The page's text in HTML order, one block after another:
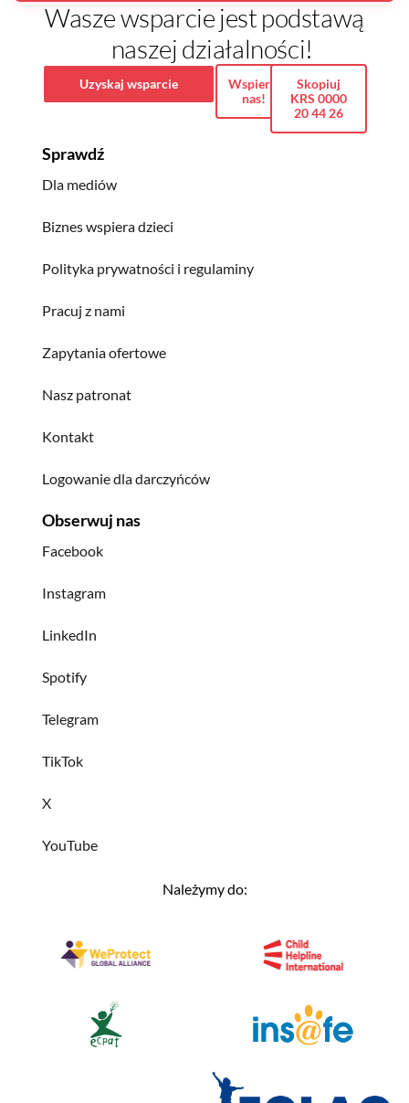
Wasze wsparcie jest podstawą
naszej działalności!
Uzyskaj wsparcie
Wspieraj
nas!
Skopiuj
KRS 0000
20 44 26
Sprawdź
Dla mediów
Biznes wspiera dzieci
Polityka prywatności i regulaminy
Pracuj z nami
Zapytania ofertowe
Nasz patronat
Kontakt
Logowanie dla darczyńców
Obserwuj nas
Facebook
Instagram
LinkedIn
Spotify
Telegram
TikTok
X
YouTube
Należymy do: